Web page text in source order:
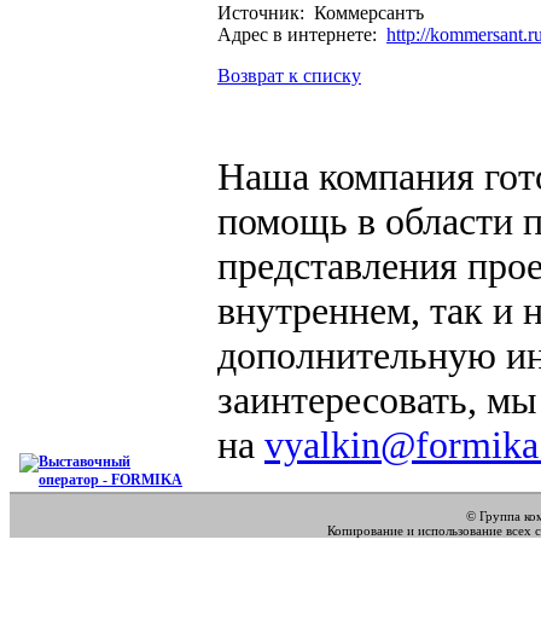
Источник: Коммерсантъ
Адрес в интернете: http://
Возврат к списку
Наша компания
помощь в области
представления
внутреннем, так
дополнительную
заинтересовать,
на
© Группа
Копирование и использование